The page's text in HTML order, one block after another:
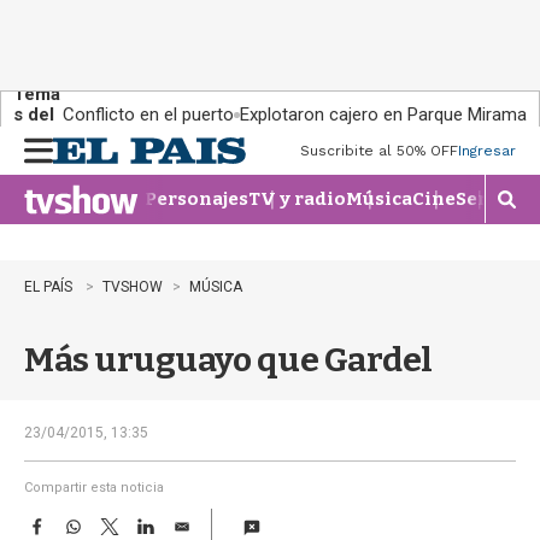
Tema
s del
día:
Conflicto en el puerto Explotaron cajero en Parque Miramar
n
u
Suscribite al 50% OFFIngresar
PersonajesTV y radioMúsicaCineSeries
M
o
EL PAÍS TVSHOW MÚSICA
Más uruguayo que Gardel
23/04/2015, 13:35
Compartir esta noticia
F
W
T
L
E